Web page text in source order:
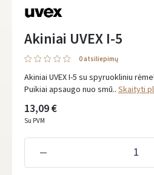
Akiniai UVEX I-5
0 atsiliepimų
Akiniai UVEX I-5 su spyruokliniu
Puikiai apsaugo nuo smū.. Skaityti
13,09 €
Su PVM